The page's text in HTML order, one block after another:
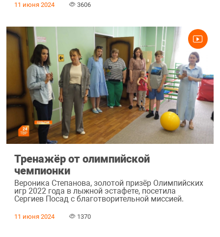
11 июня 2024 3606
Тренажёр от олимпийской
чемпионки
Вероника Степанова, золотой призёр Олимпийских
игр 2022 года в лыжной эстафете, посетила
Сергиев Посад с благотворительной миссией.
11 июня 2024 1370